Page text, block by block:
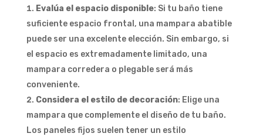
Evalúa el espacio disponible: Si tu baño tiene
suficiente espacio frontal, una mampara abatible
puede ser una excelente elección. Sin embargo, si
el espacio es extremadamente limitado, una
mampara corredera o plegable será más
conveniente.
Considera el estilo de decoración: Elige una
mampara que complemente el diseño de tu baño.
Los paneles fijos suelen tener un estilo